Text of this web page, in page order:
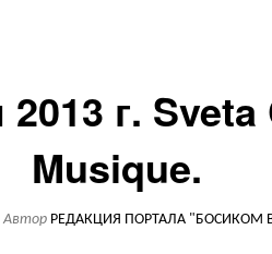
г.
Musique.
Автор РЕДАКЦИЯ ПОРТАЛА "БОСИКОМ